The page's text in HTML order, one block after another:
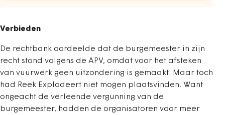
Verbieden
De rechtbank oordeelde dat de burgemeester in zijn
recht stond volgens de APV, omdat voor het afsteken
van vuurwerk geen uitzondering is gemaakt. Maar toch
had Reek Explodeert niet mogen plaatsvinden. Want
ongeacht de verleende vergunning van de
burgemeester, hadden de organisatoren voor meer